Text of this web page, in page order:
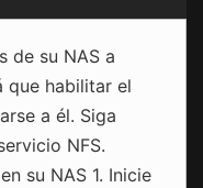
de su NAS a
que habilitar el
a él. Siga
NFS.
su NAS 1. Inicie